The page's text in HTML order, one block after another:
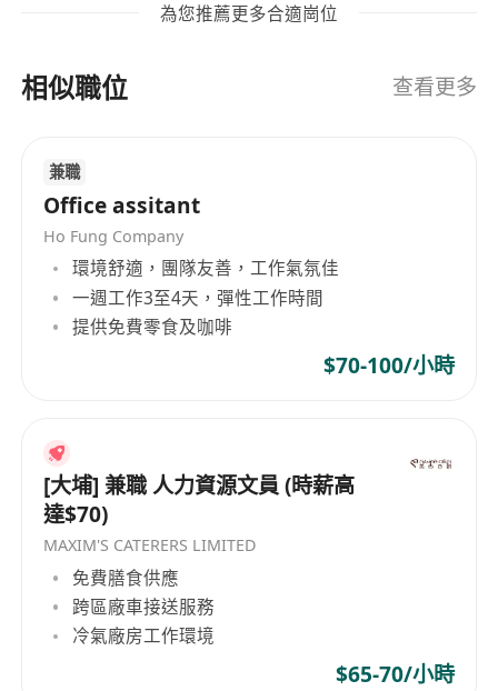
與相關部門協調溝通，確保宣傳工作的順利進
完成主管交辦的其他任務。
先。
熟悉電腦操作，能熟練使用常用辦公軟件（如
Word、Excel等）。
具備良好的溝通能力與責任心，能獨立完成任
務。
對網上平台有一定認識，具備基本社交媒體操作
為您推薦更多合適崗位
相似職位 查看更多
兼職
Office assitant
Ho Fung Company
環境舒適，團隊友善，工作氣氛佳
一週工作3至4天，彈性工作時間
提供免費零食及咖啡
$70-100/小時
[大埔] 兼職 人力資源文員 (時薪高
達$70)
MAXIM'S CATERERS LIMITED
免費膳食供應
跨區廠車接送服務
冷氣廠房工作環境
$65-70/小時